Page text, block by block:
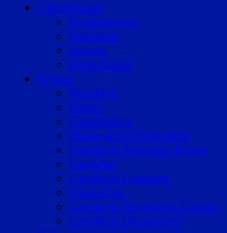
Überregional
Niederbayern
Oberpfalz
Bayern
Deutschland
Region
Straubing
Bogen
Geiselhöring
Mallersdorf-Pfaffenberg
Landkreis Straubing-Bogen
Landshut
Landkreis Landshut
Dingolfing
Landkreis Dingolfing-Landau
Landkreis Deggendorf